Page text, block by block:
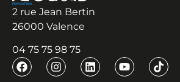
2 rue Jean Bertin
26000 Valence
04 75 75 98 75